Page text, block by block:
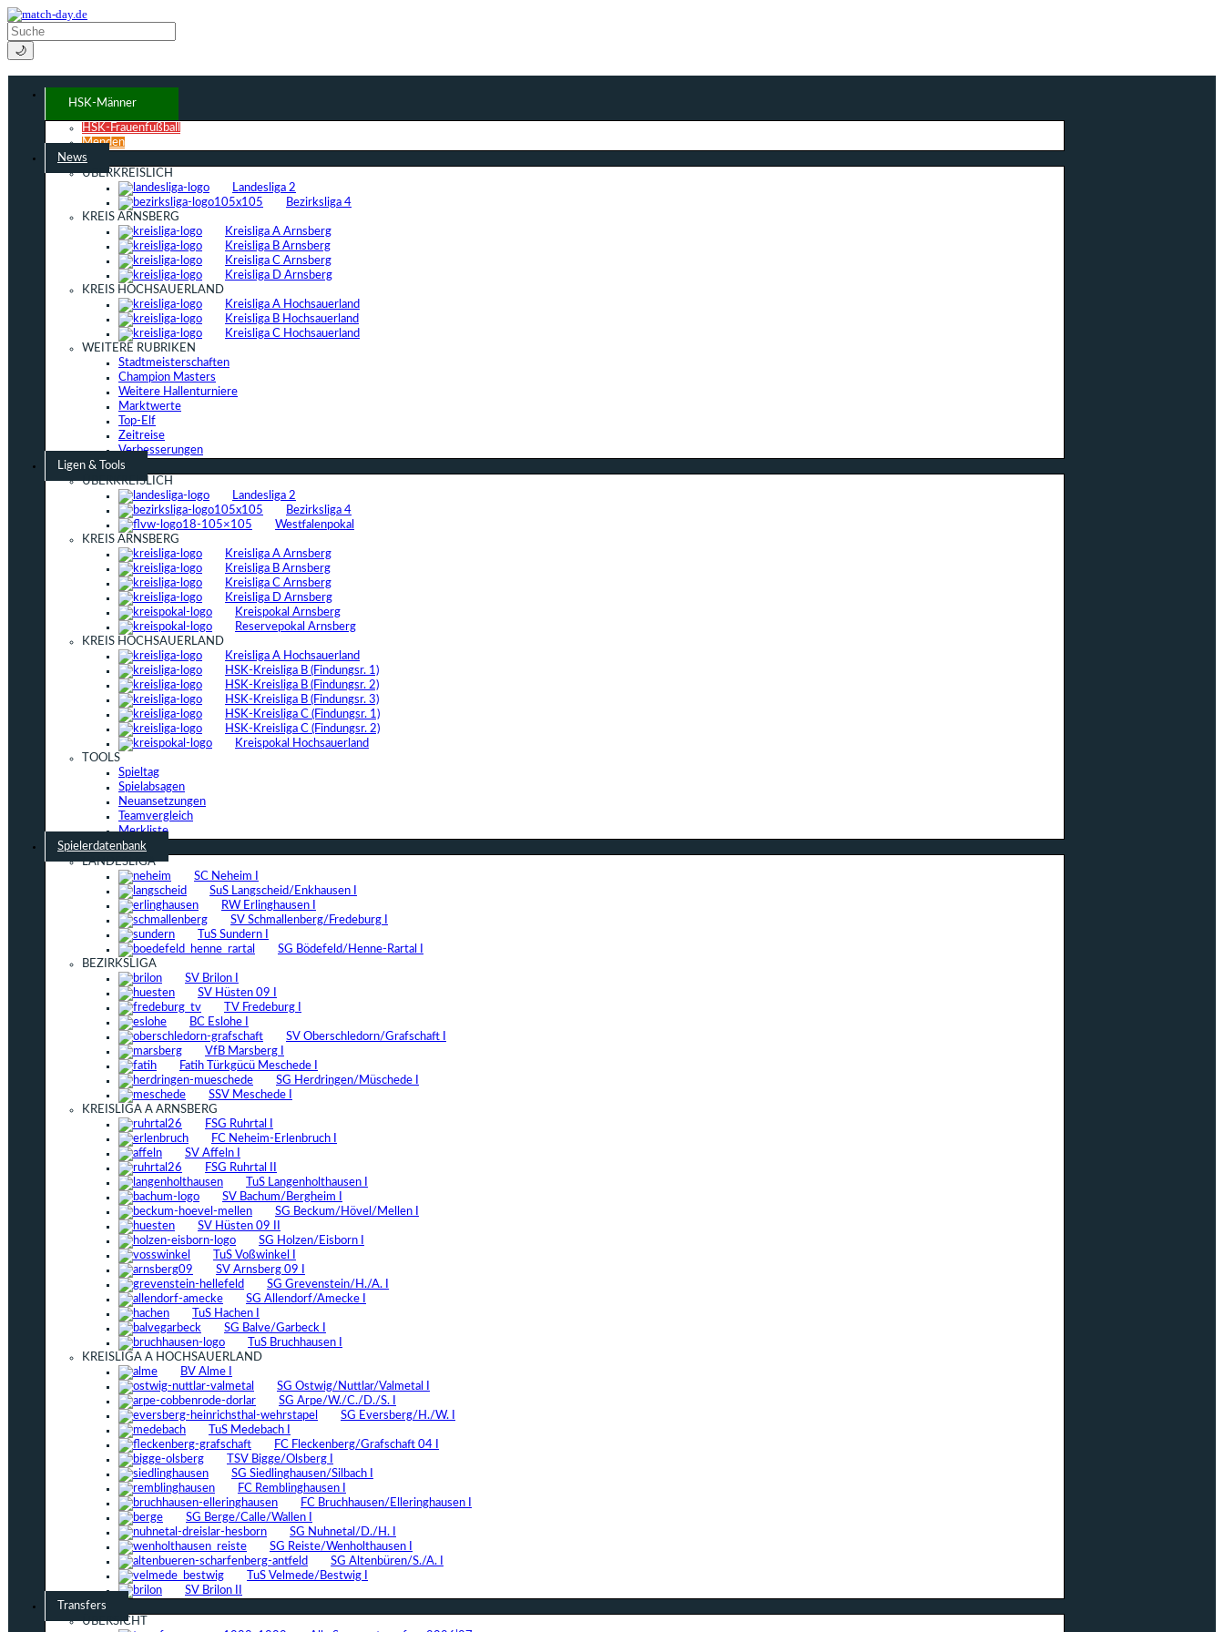
🌙
HSK-Männer
HSK-Frauenfußball
Menden
News
ÜBERKREISLICH
Landesliga 2
Bezirksliga 4
KREIS ARNSBERG
Kreisliga A Arnsberg
Kreisliga B Arnsberg
Kreisliga C Arnsberg
Kreisliga D Arnsberg
KREIS HOCHSAUERLAND
Kreisliga A Hochsauerland
Kreisliga B Hochsauerland
Kreisliga C Hochsauerland
WEITERE RUBRIKEN
Stadtmeisterschaften
Champion Masters
Weitere Hallenturniere
Marktwerte
Top-Elf
Zeitreise
Verbesserungen
Ligen & Tools
ÜBERKREISLICH
Landesliga 2
Bezirksliga 4
Westfalenpokal
KREIS ARNSBERG
Kreisliga A Arnsberg
Kreisliga B Arnsberg
Kreisliga C Arnsberg
Kreisliga D Arnsberg
Kreispokal Arnsberg
Reservepokal Arnsberg
KREIS HOCHSAUERLAND
Kreisliga A Hochsauerland
HSK-Kreisliga B (Findungsr. 1)
HSK-Kreisliga B (Findungsr. 2)
HSK-Kreisliga B (Findungsr. 3)
HSK-Kreisliga C (Findungsr. 1)
HSK-Kreisliga C (Findungsr. 2)
Kreispokal Hochsauerland
TOOLS
Spieltag
Spielabsagen
Neuansetzungen
Teamvergleich
Merkliste
Spielerdatenbank
LANDESLIGA
SC Neheim I
SuS Langscheid/Enkhausen I
RW Erlinghausen I
SV Schmallenberg/Fredeburg I
TuS Sundern I
SG Bödefeld/Henne-Rartal I
BEZIRKSLIGA
SV Brilon I
SV Hüsten 09 I
TV Fredeburg I
BC Eslohe I
SV Oberschledorn/Grafschaft I
VfB Marsberg I
Fatih Türkgücü Meschede I
SG Herdringen/Müschede I
SSV Meschede I
KREISLIGA A ARNSBERG
FSG Ruhrtal I
FC Neheim-Erlenbruch I
SV Affeln I
FSG Ruhrtal II
TuS Langenholthausen I
SV Bachum/Bergheim I
SG Beckum/Hövel/Mellen I
SV Hüsten 09 II
SG Holzen/Eisborn I
TuS Voßwinkel I
SV Arnsberg 09 I
SG Grevenstein/H./A. I
SG Allendorf/Amecke I
TuS Hachen I
SG Balve/Garbeck I
TuS Bruchhausen I
KREISLIGA A HOCHSAUERLAND
BV Alme I
SG Ostwig/Nuttlar/Valmetal I
SG Arpe/W./C./D./S. I
SG Eversberg/H./W. I
TuS Medebach I
FC Fleckenberg/Grafschaft 04 I
TSV Bigge/Olsberg I
SG Siedlinghausen/Silbach I
FC Remblinghausen I
FC Bruchhausen/Elleringhausen I
SG Berge/Calle/Wallen I
SG Nuhnetal/D./H. I
SG Reiste/Wenholthausen I
SG Altenbüren/S./A. I
TuS Velmede/Bestwig I
SV Brilon II
Transfers
ÜBERSICHT